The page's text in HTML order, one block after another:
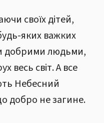
своїх дітей,
яких важких
добрими людьми,
весь світ. А все
Небесний
добро не загине.